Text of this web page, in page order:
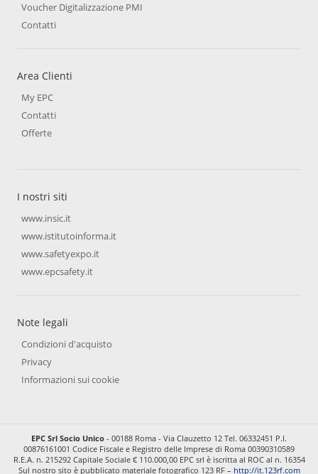
Voucher Digitalizzazione PMI
Contatti
Area Clienti
My EPC
Contatti
Offerte
I nostri siti
www.insic.it
www.istitutoinforma.it
www.safetyexpo.it
www.epcsafety.it
Note legali
Condizioni d'acquisto
Privacy
Informazioni sui cookie
EPC Srl Socio Unico - 00188 Roma - Via Clauzetto 12 Tel. 06332451 P.I.
00876161001 Codice Fiscale e Registro delle Imprese di Roma 00390310589
R.E.A. n. 215292 Capitale Sociale € 110.000,00 EPC srl è iscritta al ROC al n. 16354
Sul nostro sito è pubblicato materiale fotografico 123 RF – http://it.123rf.com